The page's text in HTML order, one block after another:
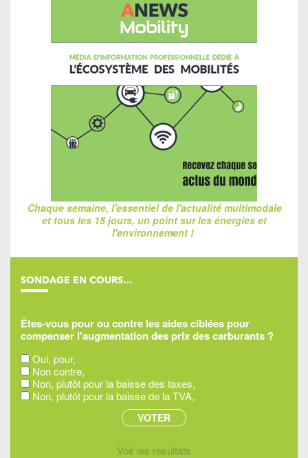
Chaque semaine, l'essentiel de l'actualité multimodale
et tous les 15 jours, un point sur les énergies et
l'environnement !
SONDAGE EN COURS…
Êtes-vous pour ou contre les aides ciblées pour
compenser l'augmentation des prix des carburants ?
Oui, pour,
Non contre,
Non, plutôt pour la baisse des taxes,
Non, plutôt pour la baisse de la TVA,
Voir les résultats